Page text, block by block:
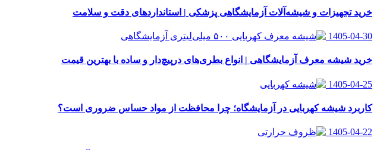
خرید تجهیزات و شیشه‌آلات آزمایشگاهی پزشکی | استانداردهای دقت و سلامت
1405-04-30
خرید شیشه معرف آزمایشگاهی | انواع بطری‌های در‌پیچ‌دار و ساده با بهترین قیمت
1405-04-25
کاربرد شیشه کهربایی در آزمایشگاه؛ چرا محافظت از مواد حساس ضروری است؟
1405-04-22